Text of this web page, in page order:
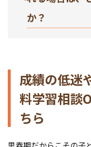
か？
成績の低迷
料学習相談
ちら